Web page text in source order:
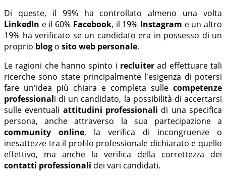
Di queste, il 99% ha controllato almeno una volta
LinkedIn e il 60% Facebook, il 19% Instagram e un altro
19% ha verificato se un candidato era in possesso di un
proprio blog o sito web personale.
Le ragioni che hanno spinto i recluiter ad effettuare tali
ricerche sono state principalmente l'esigenza di potersi
fare un'idea più chiara e completa sulle competenze
professionali di un candidato, la possibilità di accertarsi
sulle eventuali attitudini professionali di una specifica
persona, anche attraverso la sua partecipazione a
community online, la verifica di incongruenze o
inesattezze tra il profilo professionale dichiarato e quello
effettivo, ma anche la verifica della correttezza dei
contatti professionali dei vari candidati.